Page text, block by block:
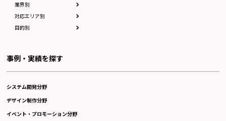
業界別
対応エリア別
目的別
事例・実績を探す
システム開発分野
デザイン制作分野
イベント・プロモーション分野